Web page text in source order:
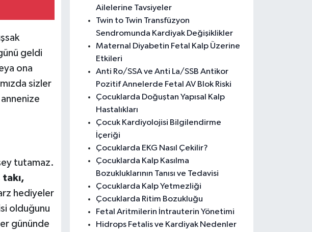
geldi
ona
sizler
tutamaz.
hediyeler
olduğunu
gününde
Ailelerine Tavsiyeler
Twin to Twin Transfüzyon
Sendromunda Kardiyak Değişiklikler
Maternal Diyabetin Fetal Kalp Üzerine
Etkileri
Anti Ro/SSA ve Anti La/SSB Antikor
Pozitif Annelerde Fetal AV Blok Riski
Çocuklarda Doğuştan Yapısal Kalp
Hastalıkları
Çocuk Kardiyolojisi Bilgilendirme
İçeriği
Çocuklarda EKG Nasıl Çekilir?
Çocuklarda Kalp Kasılma
Bozukluklarının Tanısı ve Tedavisi
Çocuklarda Kalp Yetmezliği
Çocuklarda Ritim Bozukluğu
Fetal Aritmilerin İntrauterin Yönetimi
Hidrops Fetalis ve Kardiyak Nedenler